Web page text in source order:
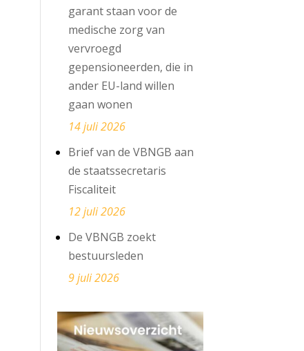
garant staan voor de
medische zorg van
vervroegd
gepensioneerden, die in
ander EU-land willen
gaan wonen
14 juli 2026
Brief van de VBNGB aan
de staatssecretaris
Fiscaliteit
12 juli 2026
De VBNGB zoekt
bestuursleden
9 juli 2026